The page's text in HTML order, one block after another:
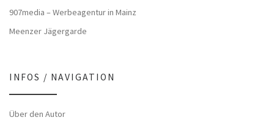
907media – Werbeagentur in Mainz
Meenzer Jägergarde
INFOS / NAVIGATION
Über den Autor